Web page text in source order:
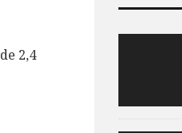
2,4